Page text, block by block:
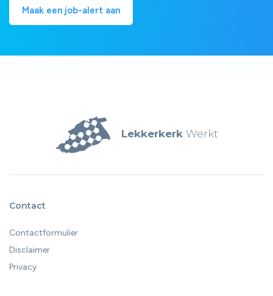
Maak een job-alert aan
Lekkerkerk Werkt
Contact
Contactformulier
Disclaimer
Privacy